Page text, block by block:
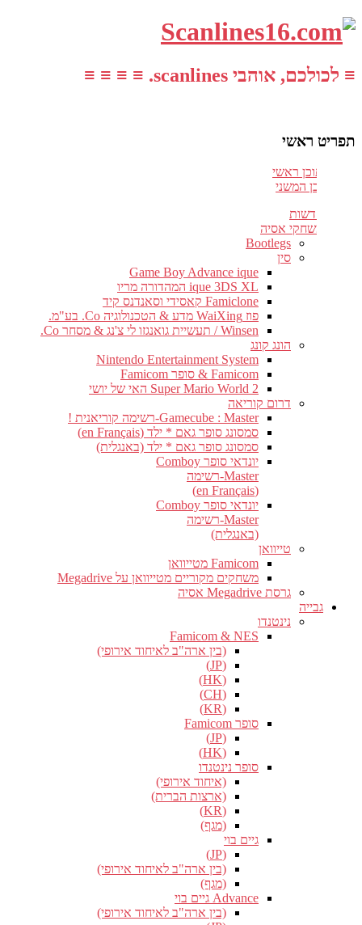
≡ לכולכם, אוהבי scanlines. ≡ ≡ ≡ ≡
תפריט ראשי
עבור לתוכן ראשי
דלג לתוכן המשני
חדשות
משחקי אסיה
Bootlegs
סין
Game Boy Advance ique
ique 3DS XL המהדורה מריו
Famiclone קאסידי וסאנדנס קיד
פוז WaiXing מדע & הטכנולוגיה Co. בע"מ.
Winsen / תעשיית גואנגזו לי צ'נג & מסחר Co.
הונג קונג
Nintendo Entertainment System
Famicom & סופר Famicom
Super Mario World 2 האי של יושי
דרום קוריאה
Gamecube : Master-רשימה קוריאנית !
סמסונג סופר גאם * ילד (en Français)
סמסונג סופר גאם * ילד (באנגלית)
יונדאי סופר Comboy
Master-רשימה
(en Français)
יונדאי סופר Comboy
Master-רשימה
(באנגלית)
טייוואן
Famicom מטייוואן
משחקים מקוריים מטייוואן על Megadrive
גרסת Megadrive אסיה
גבייה
נינטנדו
Famicom & NES
(בין ארה"ב לאיחוד אירופי)
(JP)
(HK)
(CH)
(KR)
סופר Famicom
(JP)
(HK)
סופר נינטנדו
(איחוד אירופי)
(ארצות הברית)
(KR)
(מגף)
גיים בוי
(JP)
(בין ארה"ב לאיחוד אירופי)
(מגף)
Advance גיים בוי
(בין ארה"ב לאיחוד אירופי)